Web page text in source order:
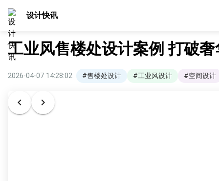
设计快讯
工业风售楼处设计案例 打破
2026-04-07 14:28:02 #售楼处设计 #工业风设计 #空间设计